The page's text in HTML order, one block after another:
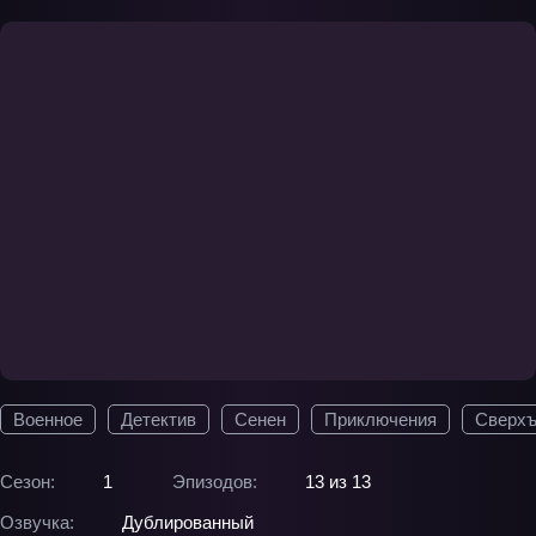
Военное Детектив Сенен Приключения
Сезон: 1 Эпизодов:
13 из 13
Озвучка:
Дублированный